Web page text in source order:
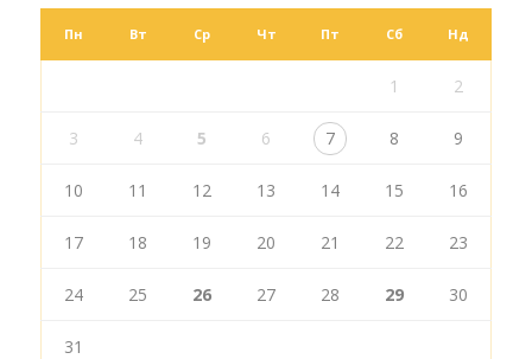
Пн Вт Ср Чт Пт Сб Нд
1 2
3 4 5 6 7 8 9
10 11 12 13 14 15 16
17 18 19 20 21 22 23
24 25 26 27 28 29 30
31